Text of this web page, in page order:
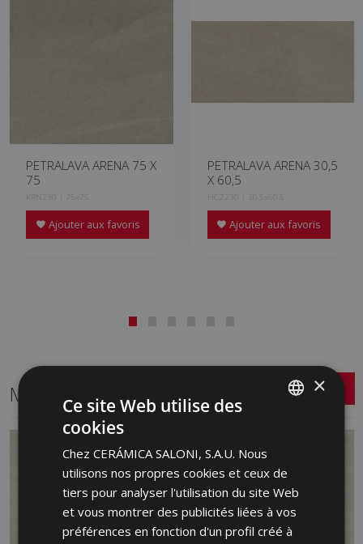
PETRALAVA ARENA 75 X
75
KRN230 | 75x75
Ajouter aux favoris
PETRALAVA ARENA 30,5
X 60,5
HCZ230 | 30.5x60.5
Ajouter aux favoris
Même format
ENGLISH
GERMAN
PORTUGUESE
×
Ce site Web utilise des
cookies
Chez CERÁMICA SALONI, S.A.U. Nous
utilisons nos propres cookies et ceux de
tiers pour analyser l'utilisation du site Web
et vous montrer des publicités liées à vos
préférences en fonction d'un profil créé à